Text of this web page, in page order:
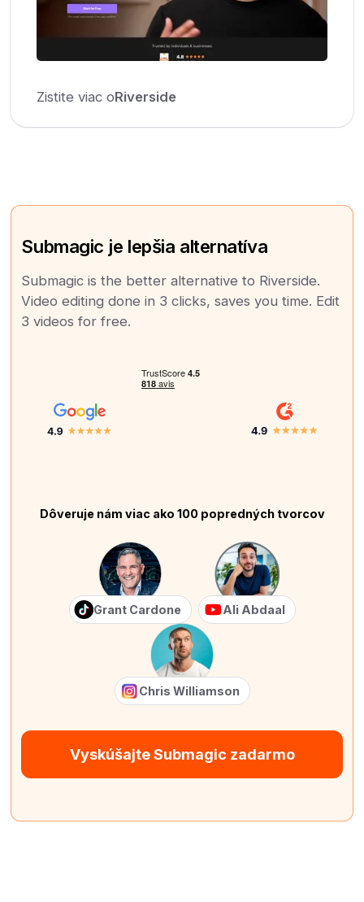
Zistite viac oRiverside
Submagic je lepšia alternatíva
Submagic is the better alternative to Riverside.
Video editing done in 3 clicks, saves you time. Edit
3 videos for free.
Dôveruje nám viac ako 100 popredných tvorcov
Grant Cardone Ali Abdaal
Chris Williamson
Vyskúšajte Submagic zadarmo